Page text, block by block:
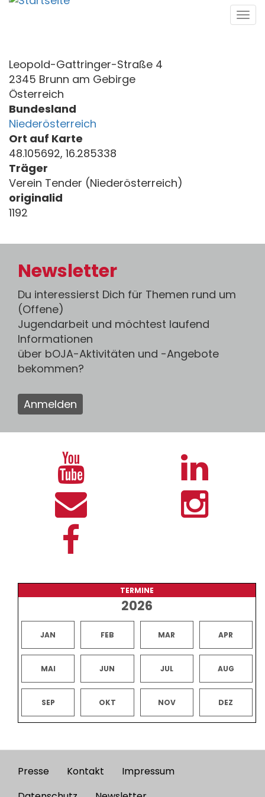
Direkt
Leopold-Gattringer-Straße 4
2345 Brunn am Gebirge
Österreich
Bundesland
Niederösterreich
Ort auf Karte
48.105692, 16.285338
Träger
Verein Tender (Niederösterreich)
originalid
1192
Newsletter
Du interessierst Dich für Themen rund um
(Offene)
Jugendarbeit und möchtest laufend
Informationen
über bOJA-Aktivitäten und -Angebote
bekommen?
Anmelden
TERMINE
2026
JAN FEB MAR APR
MAI JUN JUL AUG
SEP OKT NOV DEZ
Footer
Presse Kontakt
Impressum